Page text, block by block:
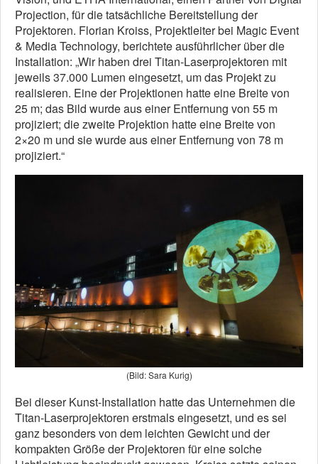
Projection, für die tatsächliche Bereitstellung der
Projektoren. Florian Kroiss, Projektleiter bei Magic Event
& Media Technology, berichtete ausführlicher über die
Installation: „Wir haben drei Titan-Laserprojektoren mit
jeweils 37.000 Lumen eingesetzt, um das Projekt zu
realisieren. Eine der Projektionen hatte eine Breite von
25 m; das Bild wurde aus einer Entfernung von 55 m
projiziert; die zweite Projektion hatte eine Breite von
2×20 m und sie wurde aus einer Entfernung von 78 m
projiziert.“
(Bild: Sara Kurig)
Bei dieser Kunst-Installation hatte das Unternehmen die
Titan-Laserprojektoren erstmals eingesetzt, und es sei
ganz besonders von dem leichten Gewicht und der
kompakten Größe der Projektoren für eine solche